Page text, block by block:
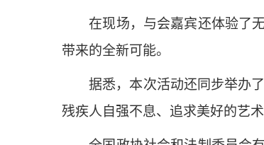
在现场，与会嘉宾还体验了无
带来的全新可能。
据悉，本次活动还同步举办了
残疾人自强不息、追求美好的艺